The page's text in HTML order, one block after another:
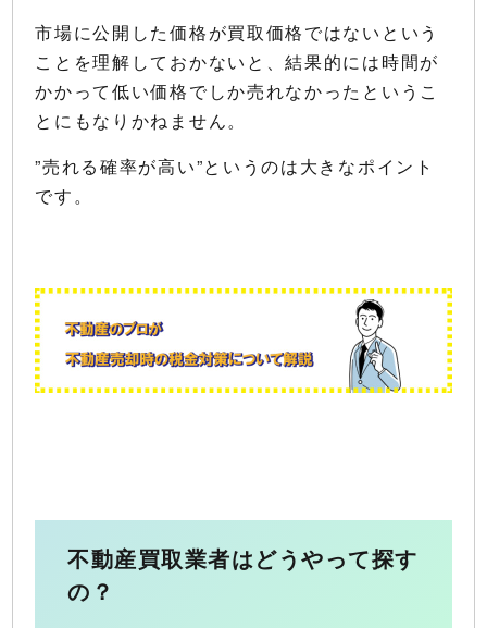
市場に公開した価格が買取価格ではないという
ことを理解しておかないと、結果的には時間が
かかって低い価格でしか売れなかったというこ
とにもなりかねません。
”売れる確率が高い”というのは大きなポイント
です。
不動産買取業者はどうやって探す
の？